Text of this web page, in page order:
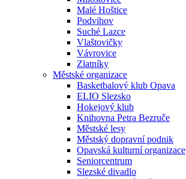
Malé Hoštice
Podvihov
Suché Lazce
Vlaštovičky
Vávrovice
Zlatníky
Městské organizace
Basketbalový klub Opava
ELIO Slezsko
Hokejový klub
Knihovna Petra Bezruče
Městské lesy
Městský dopravní podnik
Opavská kulturní organizace
Seniorcentrum
Slezské divadlo